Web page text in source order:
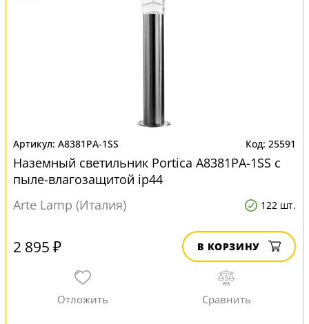
A8381PA-1SS 25591
Наземный светильник Portica A8381PA-1SS с
пыле-влагозащитой ip44
Arte Lamp (Италия)
122 шт.
2 895 ₽ В КОРЗИНУ